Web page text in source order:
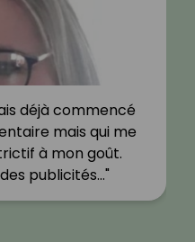
déjà commencé
mais qui me
à mon goût.
publicités…"